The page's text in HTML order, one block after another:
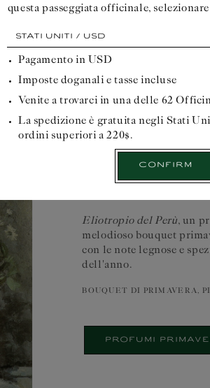
ROMANZO DI
Eliotropio del Perù, un
melodioso bouquet
con le note legnose e
dell'anno.
BOUQUET DI PRIMAVERA,
PROFUMI
questa passeggiata officinale,
Ogni
cardinale
i
suoi
Prima
il
di
Pagamento in USD
Imposte doganali e tasse incluse
Venite a trovarci in una delle 62
La spedizione è gratuita negli Stati
ordini superiori a 220$.
Confirm